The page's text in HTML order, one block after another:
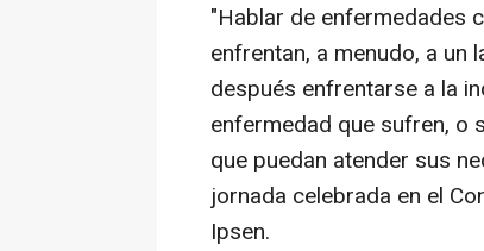
"Hablar de enfermedades
enfrentan, a menudo, a
después enfrentarse a la
enfermedad que sufren, o
que puedan atender sus
jornada celebrada en el
Ipsen.